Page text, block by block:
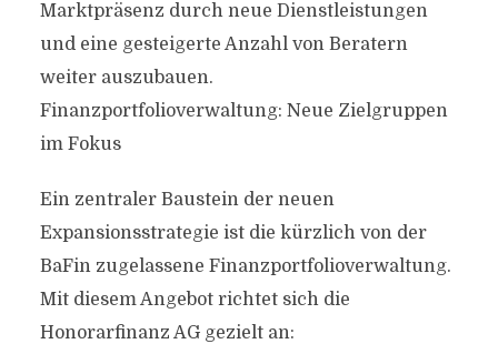
Marktpräsenz durch neue Dienstleistungen
und eine gesteigerte Anzahl von Beratern
weiter auszubauen.
Finanzportfolioverwaltung: Neue Zielgruppen
im Fokus
Ein zentraler Baustein der neuen
Expansionsstrategie ist die kürzlich von der
BaFin zugelassene Finanzportfolioverwaltung.
Mit diesem Angebot richtet sich die
Honorarfinanz AG gezielt an: